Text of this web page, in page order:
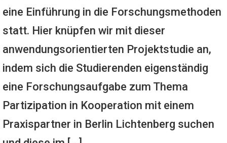
eine Einführung in die Forschungsmethoden
statt. Hier knüpfen wir mit dieser
anwendungsorientierten Projektstudie an,
indem sich die Studierenden eigenständig
eine Forschungsaufgabe zum Thema
Partizipation in Kooperation mit einem
Praxispartner in Berlin Lichtenberg suchen